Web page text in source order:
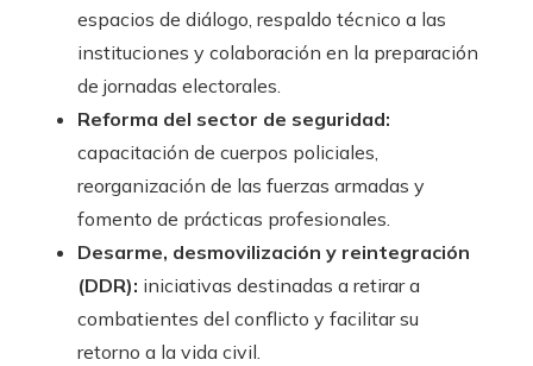
espacios de diálogo, respaldo técnico a las
instituciones y colaboración en la preparación
de jornadas electorales.
Reforma del sector de seguridad:
capacitación de cuerpos policiales,
reorganización de las fuerzas armadas y
fomento de prácticas profesionales.
Desarme, desmovilización y reintegración
(DDR): iniciativas destinadas a retirar a
combatientes del conflicto y facilitar su
retorno a la vida civil.